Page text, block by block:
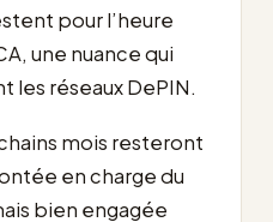
pour l’heure
une nuance qui
réseaux DePIN.
mois resteront
en charge du
bien engagée